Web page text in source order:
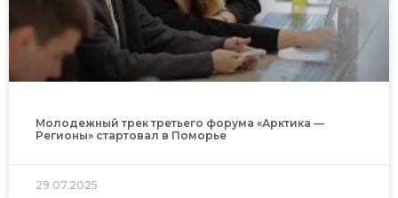
Молодежный трек третьего форума «Арктика —
Регионы» стартовал в Поморье
29.07.2025